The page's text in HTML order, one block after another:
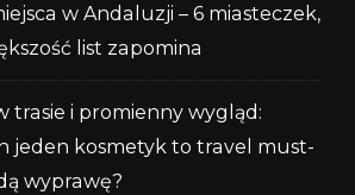
w Andaluzji – 6 miasteczek,
list zapomina
trasie i promienny wygląd:
jeden kosmetyk to travel must-
wyprawę?